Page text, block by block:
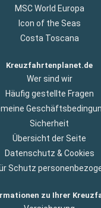
MSC World Europa
Icon of the Seas
Costa Toscana
Kreuzfahrtenplanet.de
Wer sind wir
Häufig gestellte Fragen
Sicherheit
Übersicht der Seite
Datenschutz & Cookies
Schutz
zu Ihrer